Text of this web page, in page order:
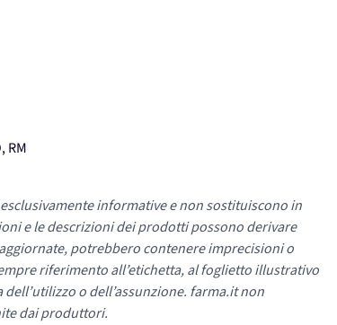
RM
informative e non sostituiscono in
e le descrizioni dei prodotti possono derivare
potrebbero contenere imprecisioni o
riferimento all’etichetta, al foglietto illustrativo
o dell’assunzione. farma.it non
dai produttori.